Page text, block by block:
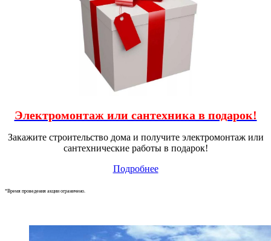
Электромонтаж или сантехника в подарок!
Закажите строительство дома и получите электромонтаж или
сантехнические работы в подарок!
Подробнее
*Время проведения акции ограничено.